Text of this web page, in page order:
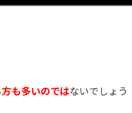
も多いのではないでしょう